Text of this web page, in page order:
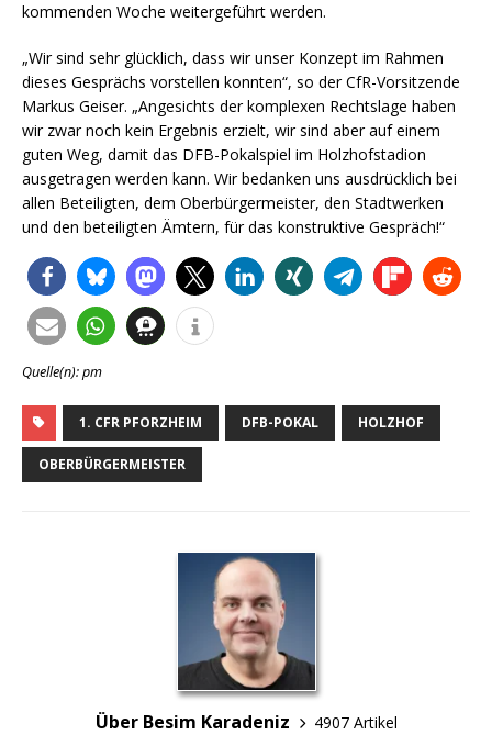
kommenden Woche weitergeführt werden.
„Wir sind sehr glücklich, dass wir unser Konzept im Rahmen
dieses Gesprächs vorstellen konnten“, so der CfR-Vorsitzende
Markus Geiser. „Angesichts der komplexen Rechtslage haben
wir zwar noch kein Ergebnis erzielt, wir sind aber auf einem
guten Weg, damit das DFB-Pokalspiel im Holzhofstadion
ausgetragen werden kann. Wir bedanken uns ausdrücklich bei
allen Beteiligten, dem Oberbürgermeister, den Stadtwerken
und den beteiligten Ämtern, für das konstruktive Gespräch!“
Quelle(n): pm
1. CFR PFORZHEIM DFB-POKAL HOLZHOF
OBERBÜRGERMEISTER
Über Besim Karadeniz
4907 Artikel